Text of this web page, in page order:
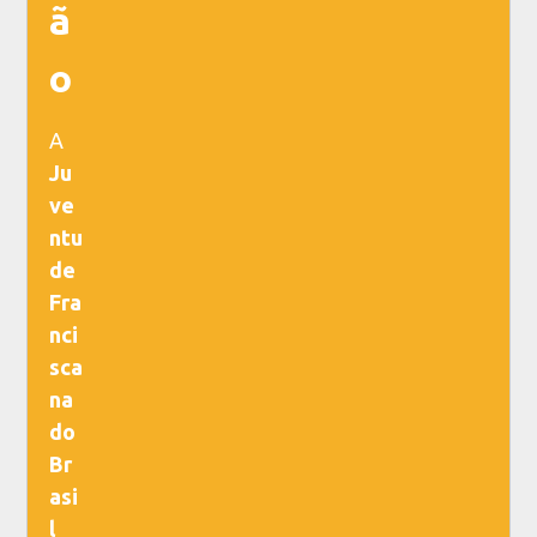
ã
o
A
Ju
ve
ntu
de
Fra
nci
sca
na
do
Br
asi
l